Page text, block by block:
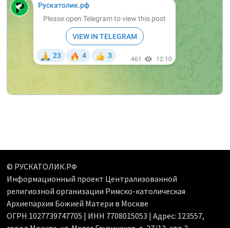
© РУСКАТОЛИК.РФ
Информационный проект Централизованной
религиозной организации Римско-католическая
Архиепархия Божией Матери в Москве
ОГРН 1027739747705 | ИНН 7708015053 | Адрес: 123557,